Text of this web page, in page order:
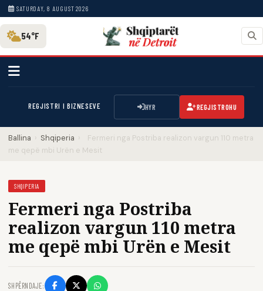
SATURDAY, 8 AUGUST 2026
54°F
REGJISTRI I BIZNESEVE HYR REGJISTROHU
Ballina › Shqiperia ›
Fermeri nga Postriba realizon vargun 110 metra
me qepë mbi Urën e Mesit
SHQIPERIA
Fermeri nga Postriba
realizon vargun 110 metra
me qepë mbi Urën e Mesit
SHPËRNDAJE: